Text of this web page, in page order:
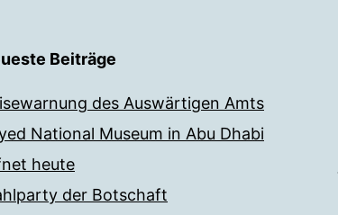
Beiträge
des Auswärtigen Amts
National Museum in Abu Dhabi
heute
der Botschaft